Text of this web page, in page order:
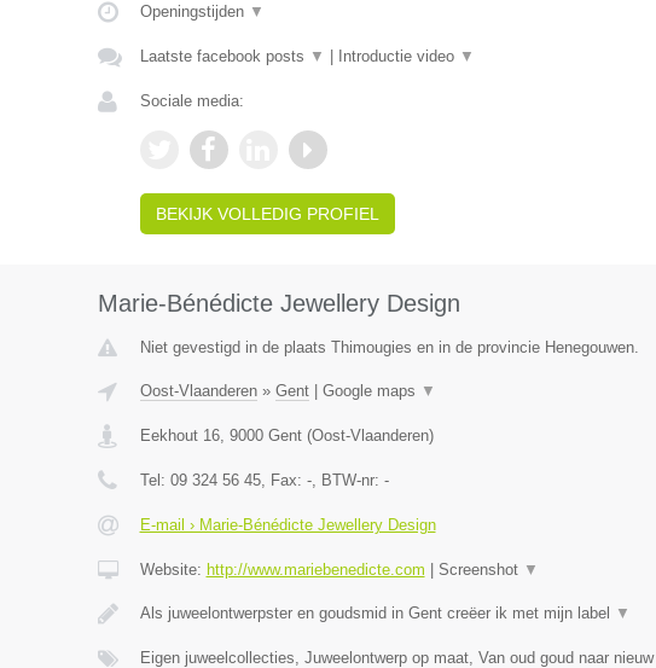
Openingstijden ▼
Laatste facebook posts ▼ Introductie video ▼
Sociale media:
BEKIJK VOLLEDIG PROFIEL
Marie-Bénédicte Jewellery Design
Niet gevestigd in de plaats Thimougies en in de provincie Henegouwen.
Oost-Vlaanderen» Gent| Google maps ▼
Eekhout 16, 9000 Gent(Oost-Vlaanderen)
Tel: 09 324 56 45, Fax: -, BTW-nr: -
E-mail › Marie-Bénédicte Jewellery Design
Website: http://www.mariebenedicte.com Screenshot ▼
Als juweelontwerpster en goudsmid in Gent creëer ik met mijn label ▼
Eigen juweelcollecties, Juweelontwerp op maat, Van oud goud naar nieuw